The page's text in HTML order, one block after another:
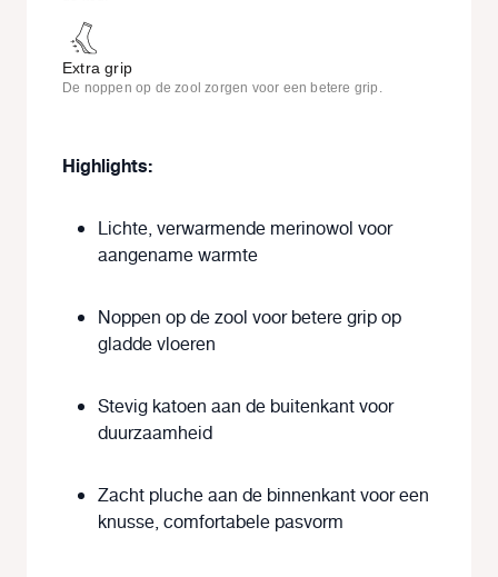
Extra grip
De noppen op de zool zorgen voor een betere grip.
Highlights:
Lichte, verwarmende merinowol voor
aangename warmte
Noppen op de zool voor betere grip op
gladde vloeren
Stevig katoen aan de buitenkant voor
duurzaamheid
Zacht pluche aan de binnenkant voor een
knusse, comfortabele pasvorm